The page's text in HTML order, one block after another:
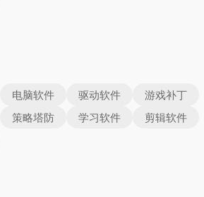
电脑软件 驱动软件
游戏补丁
策略塔防 学习软件
剪辑软件